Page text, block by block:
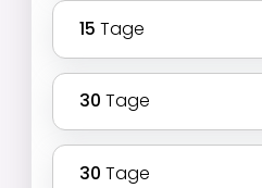
15 Tage
30 Tage
30 Tage